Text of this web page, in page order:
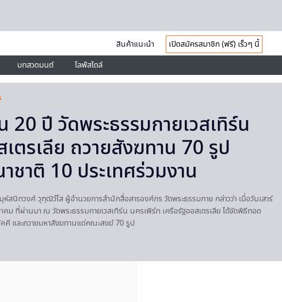
สินค้าแนะนำ
เปิดสมัครสมาชิก (ฟรี) เร็วๆ นี้
บทสวดมนต์ ไลฟ์สไตล์
20 ปี วัดพระธรรมกายเวสเทิร์น
เตรเลีย ถวายสังฆทาน 70 รูป
ชาติ 10 ประเทศร่วมงาน
ห์สนิทวงศ์ วุฑฺฒิวํโส ผู้อำนวยการสำนักสื่อสารองค์กร วัดพระธรรมกาย กล่าวว่า เมื่อวันเสาร์
คม ที่ผ่านมา ณ วัดพระธรรมกายเวสเทิร์น นครเพิร์ท เครือรัฐออสเตรเลีย ได้จัดพิธีทอด
คี และถวายมหาสังฆทานแด่คณะสงฆ์ 70 รูป